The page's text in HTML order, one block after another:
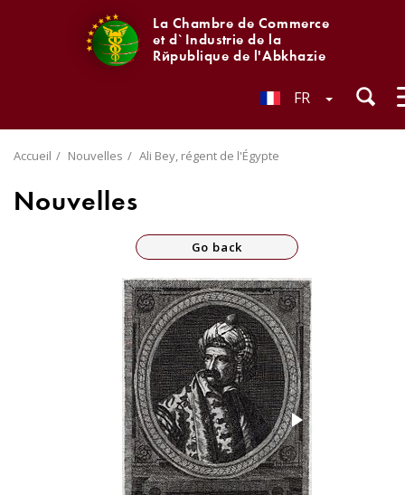
La Chambre de Commerce
et d`Industrie de la
République de l'Abkhazie
FR
Accueil Nouvelles Ali Bey, régent de l'Égypte
Nouvelles
Go back